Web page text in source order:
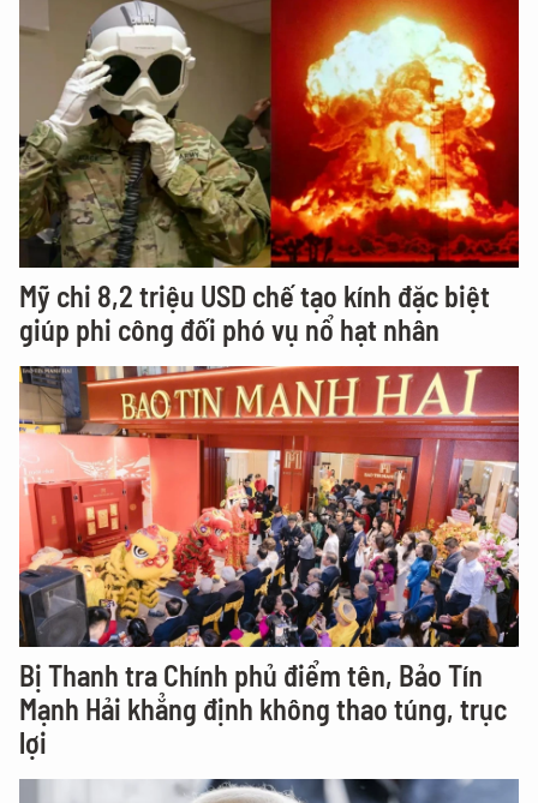
Mỹ chi 8,2 triệu USD chế tạo kính đặc biệt
giúp phi công đối phó vụ nổ hạt nhân
Bị Thanh tra Chính phủ điểm tên, Bảo Tín
Mạnh Hải khẳng định không thao túng, trục
lợi